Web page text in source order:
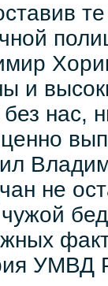
и
нас,
не
УМВД